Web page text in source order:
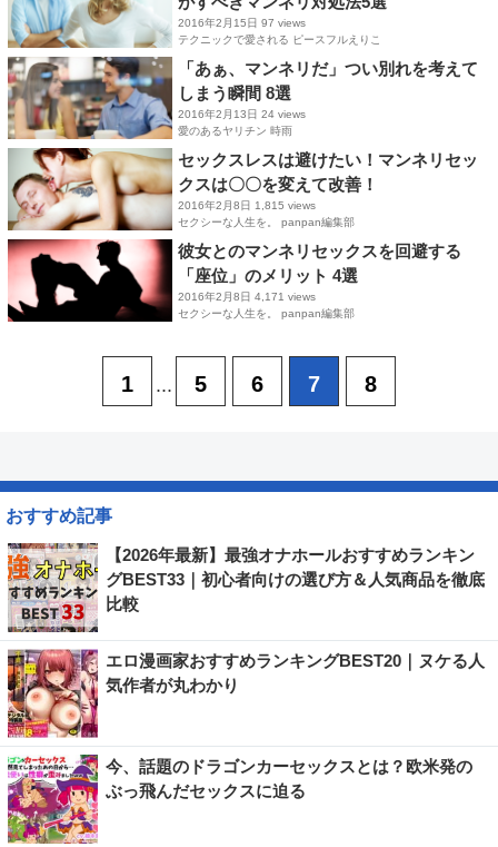
2016年2月15日 97 views
テクニックで愛される ピースフルえりこ
「あぁ、マンネリだ」つい別れを考えて
しまう瞬間 8選
2016年2月13日 24 views
愛のあるヤリチン 時雨
セックスレスは避けたい！マンネリセッ
クスは〇〇を変えて改善！
2016年2月8日 1,815 views
セクシーな人生を。 panpan編集部
彼女とのマンネリセックスを回避する
「座位」のメリット 4選
2016年2月8日 4,171 views
セクシーな人生を。 panpan編集部
1 ... 5 6 7 8
おすすめ記事
【2026年最新】最強オナホールおすすめランキン
グBEST33｜初心者向けの選び方＆人気商品を徹底
比較
エロ漫画家おすすめランキングBEST20｜ヌケる人
気作者が丸わかり
今、話題のドラゴンカーセックスとは？欧米発の
ぶっ飛んだセックスに迫る